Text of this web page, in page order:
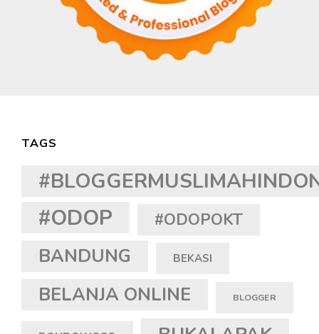
TAGS
#ODOP #ODOPOKT
BANDUNG BEKASI
BELANJA ONLINE BLOGGER